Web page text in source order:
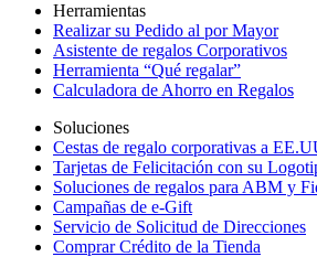
Herramientas
Realizar su Pedido al por Mayor
Asistente de regalos Corporativos
Herramienta “Qué regalar”
Calculadora de Ahorro en Regalos
Soluciones
Cestas de regalo corporativas a
Tarjetas de Felicitación con su
Soluciones de regalos para ABM y
Campañas de e-Gift
Servicio de Solicitud de Direcciones
Comprar Crédito de la Tienda